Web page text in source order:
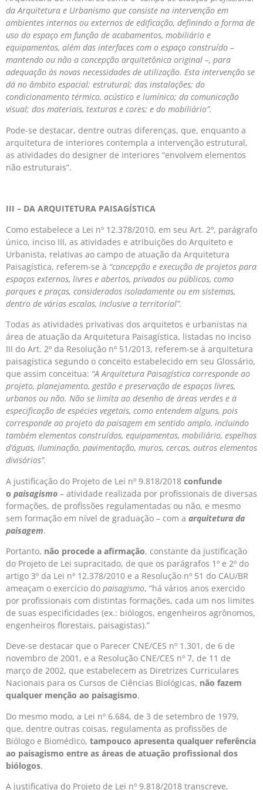
da Arquitetura e Urbanismo que consiste na intervenção em
ambientes internos ou externos de edificação, definindo a forma de
uso do espaço em função de acabamentos, mobiliário e
equipamentos, além das interfaces com o espaço construído –
mantendo ou não a concepção arquitetônica original –, para
adequação às novas necessidades de utilização. Esta intervenção se
dá no âmbito espacial; estrutural; das instalações; do
condicionamento térmico, acústico e lumínico; da comunicação
visual; dos materiais, texturas e cores; e do mobiliário”.
Pode-se destacar, dentre outras diferenças, que, enquanto a
arquitetura de interiores contempla a intervenção estrutural,
as atividades do designer de interiores “envolvem elementos
não estruturais”.
III – DA ARQUITETURA PAISAGÍSTICA
Como estabelece a Lei nº 12.378/2010, em seu Art. 2º, parágrafo
único, inciso III, as atividades e atribuições do Arquiteto e
Urbanista, relativas ao campo de atuação da Arquitetura
Paisagística, referem-se à “concepção e execução de projetos para
espaços externos, livres e abertos, privados ou públicos, como
parques e praças, considerados isoladamente ou em sistemas,
dentro de várias escalas, inclusive a territorial”.
Todas as atividades privativas dos arquitetos e urbanistas na
área de atuação da Arquitetura Paisagística, listadas no inciso
III do Art. 2º da Resolução nº 51/2013, referem-se à arquitetura
paisagística segundo o conceito estabelecido em seu Glossário,
que assim conceitua: “A Arquitetura Paisagística corresponde ao
projeto, planejamento, gestão e preservação de espaços livres,
urbanos ou não. Não se limita ao desenho de áreas verdes e à
especificação de espécies vegetais, como entendem alguns, pois
corresponde ao projeto da paisagem em sentido amplo, incluindo
também elementos construídos, equipamentos, mobiliário, espelhos
d’águas, iluminação, pavimentação, muros, cercas, outros elementos
divisórios”.
A justificação do Projeto de Lei nº 9.818/2018 confunde
o paisagismo – atividade realizada por profissionais de diversas
formações, de profissões regulamentadas ou não, e mesmo
sem formação em nível de graduação – com a arquitetura da
paisagem.
Portanto, não procede a afirmação, constante da justificação
do Projeto de Lei supracitado, de que os parágrafos 1º e 2º do
artigo 3º da Lei nº 12.378/2010 e a Resolução nº 51 do CAU/BR
ameaçam o exercício do paisagismo, “há vários anos exercido
por profissionais com distintas formações, cada um nos limites
de suas especificidades (ex.: biólogos, engenheiros agrônomos,
engenheiros florestais, paisagistas).”
Deve-se destacar que o Parecer CNE/CES nº 1.301, de 6 de
novembro de 2001, e a Resolução CNE/CES nº 7, de 11 de
março de 2002, que estabelecem as Diretrizes Curriculares
Nacionais para os Cursos de Ciências Biológicas, não fazem
qualquer menção ao paisagismo.
Do mesmo modo, a Lei nº 6.684, de 3 de setembro de 1979,
que, dentre outras coisas, regulamenta as profissões de
Biólogo e Biomédico, tampouco apresenta qualquer referência
ao paisagismo entre as áreas de atuação profissional dos
biólogos.
A justificativa do Projeto de Lei nº 9.818/2018 transcreve,